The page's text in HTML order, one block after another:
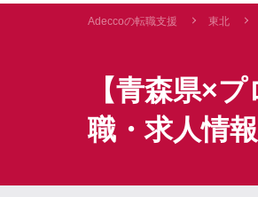
Adeccoの転職支援 東北
【青森県×
職・求人情報